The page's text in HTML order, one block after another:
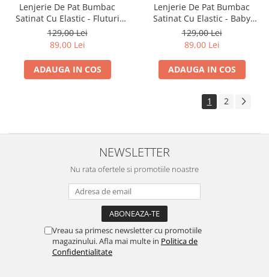
Lenjerie De Pat Bumbac
Satinat Cu Elastic - Fluturi
Colorati Si Stelute
129,00 Lei
89,00 Lei
ADAUGA IN COS
Lenjerie De Pat Bumbac
Satinat Cu Elastic - Baby
Unicorn
129,00 Lei
89,00 Lei
ADAUGA IN COS
1 2
NEWSLETTER
Nu rata ofertele si promotiile noastre
Vreau sa primesc newsletter cu promotiile
magazinului. Afla mai multe in Politica de
Confidentialitate